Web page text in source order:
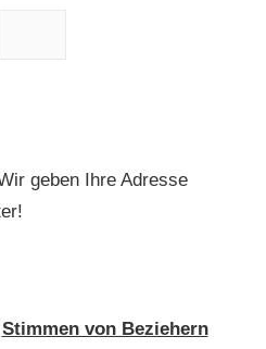
geben Ihre Adresse
Stimmen von Beziehern